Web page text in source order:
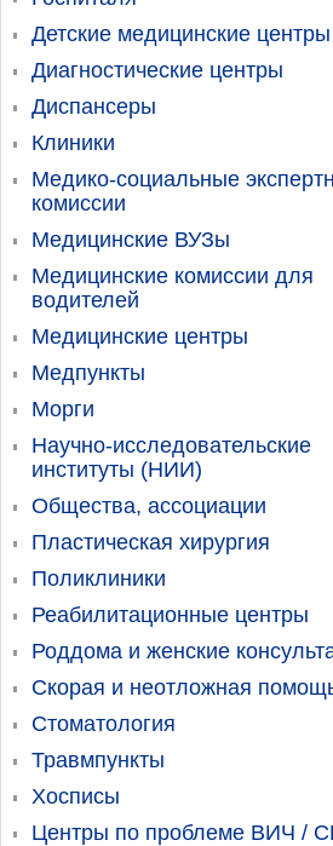
Детские медицинские центры
Диагностические центры
Диспансеры
Клиники
Медико-социальные
комиссии
Медицинские ВУЗы
Медицинские комиссии для
водителей
Медицинские центры
Медпункты
Морги
Научно-исследовательские
институты (НИИ)
Общества, ассоциации
Пластическая хирургия
Поликлиники
Реабилитационные центры
Роддома и женские
Скорая и неотложная
Стоматология
Травмпункты
Хосписы
Центры по проблеме ВИЧ /